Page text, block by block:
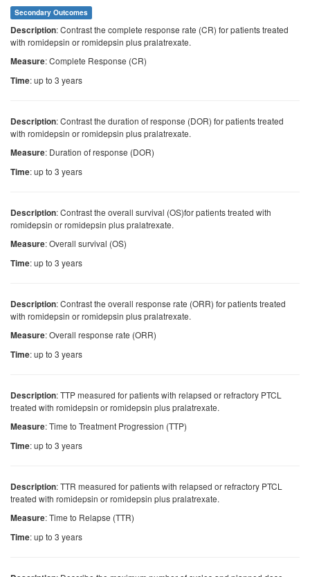
Secondary Outcomes
Description: Contrast the complete response rate (CR) for patients treated
with romidepsin or romidepsin plus pralatrexate.
Measure: Complete Response (CR)
Time: up to 3 years
Description: Contrast the duration of response (DOR) for patients treated
with romidepsin or romidepsin plus pralatrexate.
Measure: Duration of response (DOR)
Time: up to 3 years
Description: Contrast the overall survival (OS)for patients treated with
romidepsin or romidepsin plus pralatrexate.
Measure: Overall survival (OS)
Time: up to 3 years
Description: Contrast the overall response rate (ORR) for patients treated
with romidepsin or romidepsin plus pralatrexate.
Measure: Overall response rate (ORR)
Time: up to 3 years
Description: TTP measured for patients with relapsed or refractory PTCL
treated with romidepsin or romidepsin plus pralatrexate.
Measure: Time to Treatment Progression (TTP)
Time: up to 3 years
Description: TTR measured for patients with relapsed or refractory PTCL
treated with romidepsin or romidepsin plus pralatrexate.
Measure: Time to Relapse (TTR)
Time: up to 3 years